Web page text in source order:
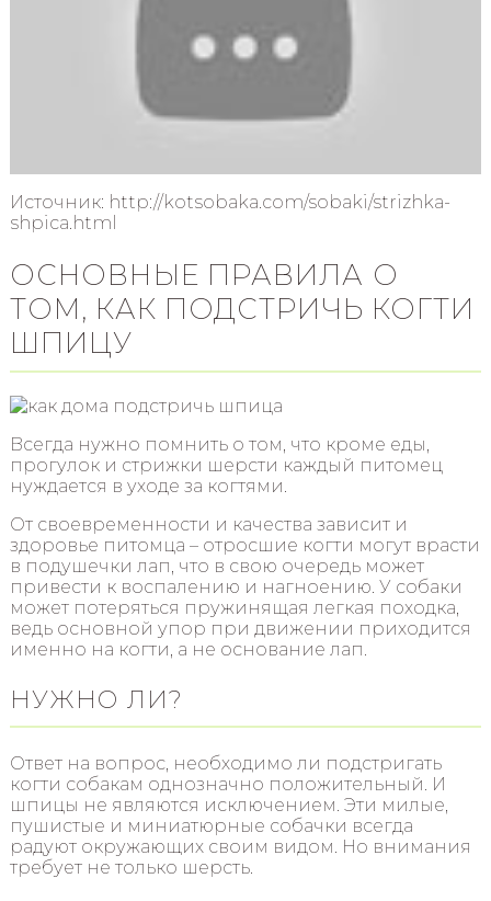
Источник: http://kotsobaka.com/sobaki/strizhka-
shpica.html
ОСНОВНЫЕ ПРАВИЛА О
ТОМ, КАК ПОДСТРИЧЬ КОГТИ
ШПИЦУ
Всегда нужно помнить о том, что кроме еды,
прогулок и стрижки шерсти каждый питомец
нуждается в уходе за когтями.
От своевременности и качества зависит и
здоровье питомца – отросшие когти могут врасти
в подушечки лап, что в свою очередь может
привести к воспалению и нагноению. У собаки
может потеряться пружинящая легкая походка,
ведь основной упор при движении приходится
именно на когти, а не основание лап.
НУЖНО ЛИ?
Ответ на вопрос, необходимо ли подстригать
когти собакам однозначно положительный. И
шпицы не являются исключением. Эти милые,
пушистые и миниатюрные собачки всегда
радуют окружающих своим видом. Но внимания
требует не только шерсть.